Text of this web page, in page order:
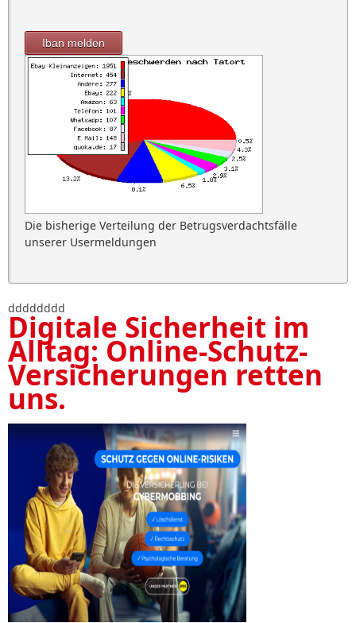
Iban melden
Die bisherige Verteilung der Betrugsverdachtsfälle
unserer Usermeldungen
dddddddd
Digitale Sicherheit im
Alltag: Online-Schutz-
Versicherungen retten
uns.